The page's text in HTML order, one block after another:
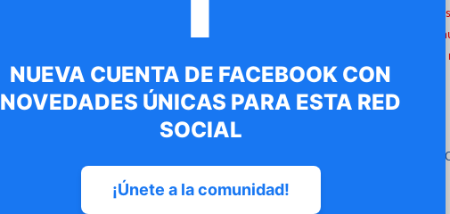
Plazo máximo de 30 días naturales
devolución solo productos edición
consultar la Política de devoluciones
SKU
RCNP110841
NUEVA CUENTA DE FACEBOOK CON
NOVEDADES ÚNICAS PARA ESTA RED
SOCIAL
¡Únete a la comunidad!